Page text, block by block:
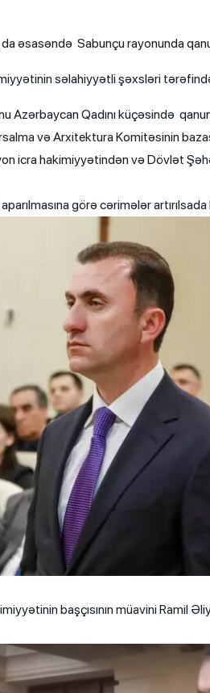
əsasəndə Sabunçu rayonunda
səlahiyyətli şəxsləri
Azərbaycan Qadını küçəsində
və Arxitektura Komitəsinin
icra hakimiyyətindən və Dövlət
görə cərimələr
başçısının müavini Ramil